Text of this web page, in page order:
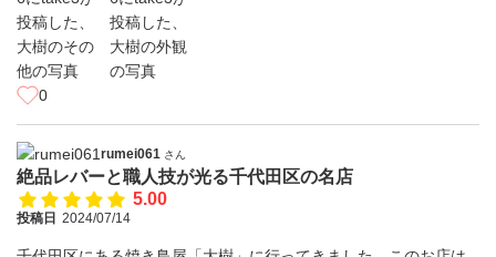
0
rumei061 さん
絶品レバーと職人技が光る千代田区の名店
5.00
投稿日 2024/07/14